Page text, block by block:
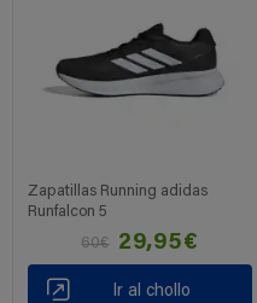
Zapatillas Running adidas
Runfalcon 5
60€
29,95€
Ir al chollo